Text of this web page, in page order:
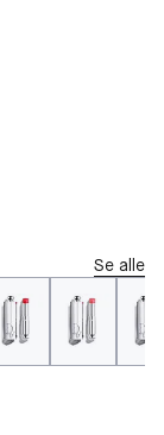
Se alle